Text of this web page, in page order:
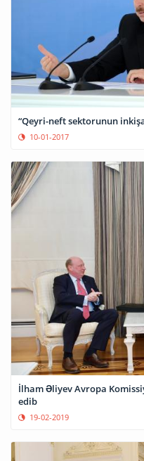
“Qeyri-neft sektorunun
10-01-2017
İlham Əliyev Avropa
edib
19-02-2019